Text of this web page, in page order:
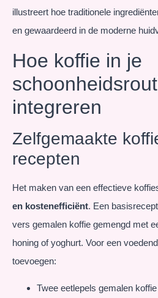
illustreert hoe traditionele
en gewaardeerd in de moderne
Hoe koffie in je
integreren
Zelfgemaakte
recepten
Het maken van een effectieve
en kostenefficiënt. Een
vers gemalen koffie gemengd met
honing of yoghurt. Voor een
toevoegen:
Twee eetlepels gemalen koffie